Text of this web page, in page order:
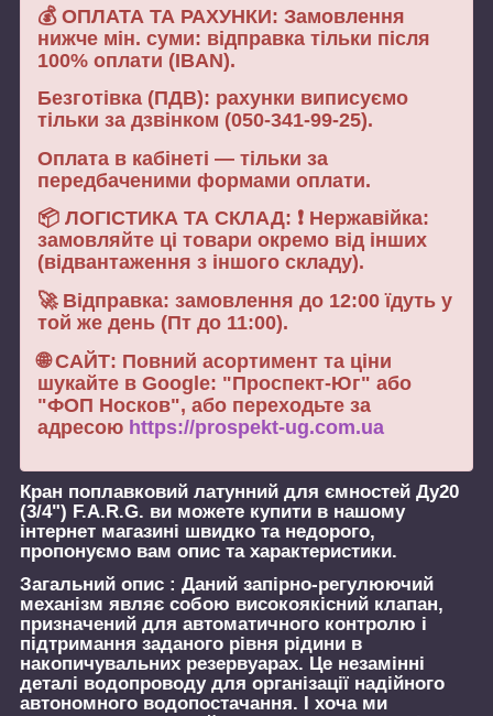
💰 ОПЛАТА ТА РАХУНКИ: Замовлення
нижче мін. суми: відправка тільки після
100% оплати (IBAN).
Безготівка (ПДВ): рахунки виписуємо
тільки за дзвінком (050-341-99-25).
Оплата в кабінеті — тільки за
передбаченими формами оплати.
📦 ЛОГІСТИКА ТА СКЛАД: ❗ Нержавійка:
замовляйте ці товари окремо від інших
(відвантаження з іншого складу).
🚀 Відправка: замовлення до 12:00 їдуть у
той же день (Пт до 11:00).
🌐 САЙТ: Повний асортимент та ціни
шукайте в Google: "Проспект-Юг" або
"ФОП Носков", або переходьте за
адресою https://prospekt-ug.com.ua
Кран поплавковий латунний для ємностей Ду20
(3/4") F.A.R.G. ви можете купити в нашому
інтернет магазині швидко та недорого,
пропонуємо вам опис та характеристики.
Загальний опис : Даний запірно-регулюючий
механізм являє собою високоякісний клапан,
призначений для автоматичного контролю і
підтримання заданого рівня рідини в
накопичувальних резервуарах. Це незамінні
деталі водопроводу для організації надійного
автономного водопостачання. І хоча ми